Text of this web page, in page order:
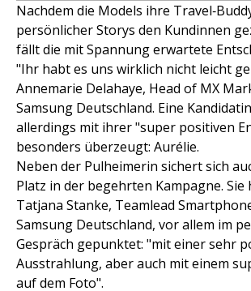
Nachdem die Models ihre
persönlicher Storys den Kundinnen
fällt die mit Spannung erwartete
"Ihr habt es uns wirklich nicht leicht
Annemarie Delahaye, Head of MX
Samsung Deutschland. Eine
allerdings mit ihrer "super positiven
besonders überzeugt: Aurélie.
Neben der Pulheimerin sichert sich
Platz in der begehrten Kampagne. Sie
Tatjana Stanke, Teamlead
Samsung Deutschland, vor allem im
Gespräch gepunktet: "mit einer sehr
Ausstrahlung, aber auch mit einem
auf dem Foto".